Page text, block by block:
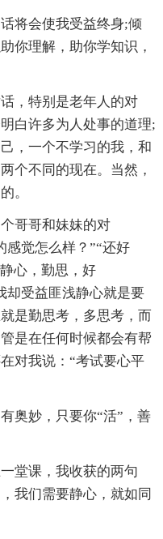
将会使我受益终身;倾
你理解，助你学知识，
，特别是老年人的对
白许多为人处事的道理;
，一个不学习的我，和
个不同的现在。当然，
。
哥哥和妹妹的对
感觉怎么样？”“还好
心，勤思，好
受益匪浅静心就是要
是勤思考，多思考，而
是在任何时候都会有帮
对我说：“考试要心平
奥妙，只要你“活”，善
堂课，我收获的两句
我们需要静心，就如同